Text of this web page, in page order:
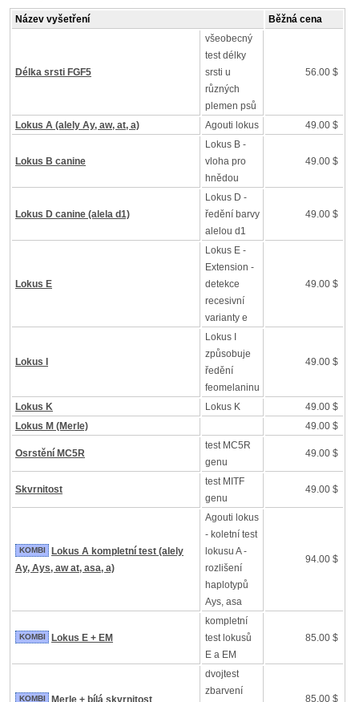
Název vyšetření Běžná cena
Délka srsti FGF5
všeobecný
test délky
srsti u
různých
plemen psů
56.00 $
Lokus A (alely Ay, aw, at, a) Agouti lokus 49.00 $
Lokus B canine
Lokus B -
vloha pro
hnědou
49.00 $
Lokus D canine (alela d1)
Lokus D -
ředění barvy
alelou d1
49.00 $
Lokus E
Lokus E -
Extension -
detekce
recesivní
varianty e
49.00 $
Lokus I
Lokus I
způsobuje
ředění
feomelaninu
49.00 $
Lokus K Lokus K
49.00 $
Lokus M (Merle)
49.00 $
Osrstění MC5R
test MC5R
genu
49.00 $
Skvrnitost
test MITF
genu
49.00 $
KOMBI
Lokus A kompletní test (alely
Ay, Ays, aw at, asa, a)
Agouti lokus
- koletní test
lokusu A -
rozlišení
haplotypů
Ays, asa
94.00 $
KOMBI Lokus E + EM
kompletní
test lokusů
E a EM
85.00 $
KOMBI Merle + bílá skvrnitost
dvojtest
zbarvení
85.00 $